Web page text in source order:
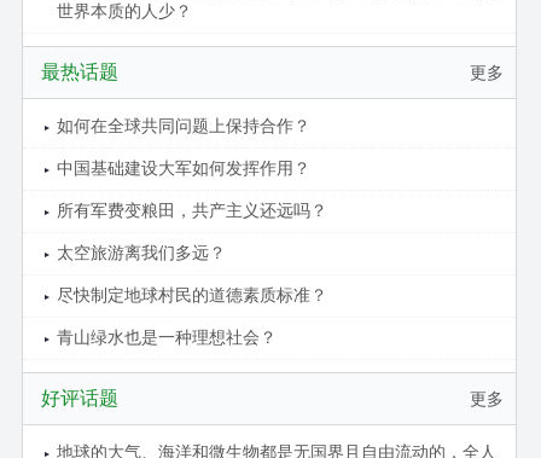
世界本质的人少？
更多
最热话题
如何在全球共同问题上保持合作？
中国基础建设大军如何发挥作用？
所有军费变粮田，共产主义还远吗？
太空旅游离我们多远？
尽快制定地球村民的道德素质标准？
青山绿水也是一种理想社会？
更多
好评话题
地球的大气、海洋和微生物都是无国界且自由流动的，全人